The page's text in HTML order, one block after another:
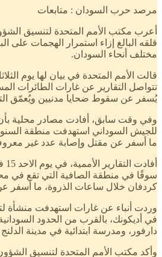
مرصد حرب السودان : متابعات
أعرب مكتب الأمم المتحدة لتنسيق
قلقه البالغ إزاء استمرار الهجمات على
مختلف أنحاء السودان.
تتواصل التقارير عن غارات الطائرات
يُسفر عن سقوط ضحايا مدنيين ويُعمّق
وفي وقت سابق، أفادت مصادر محلية
للجيش السوداني استهدفت منطقة
ما أسفر عن مقتل وإصابة عدد غير
سوقًا في منطقة الصافية التي تقع في
كردفان خلال ساعات الذروة، ما أسفر
وردت أنباء عن غارات استهدفت منشأة
في أديكونك، بالقرب من الحدود
دارفور، ومدرسة ابتدائية في مدينة
وأكد مكتب الأمم المتحدة لتنسيق الشؤون